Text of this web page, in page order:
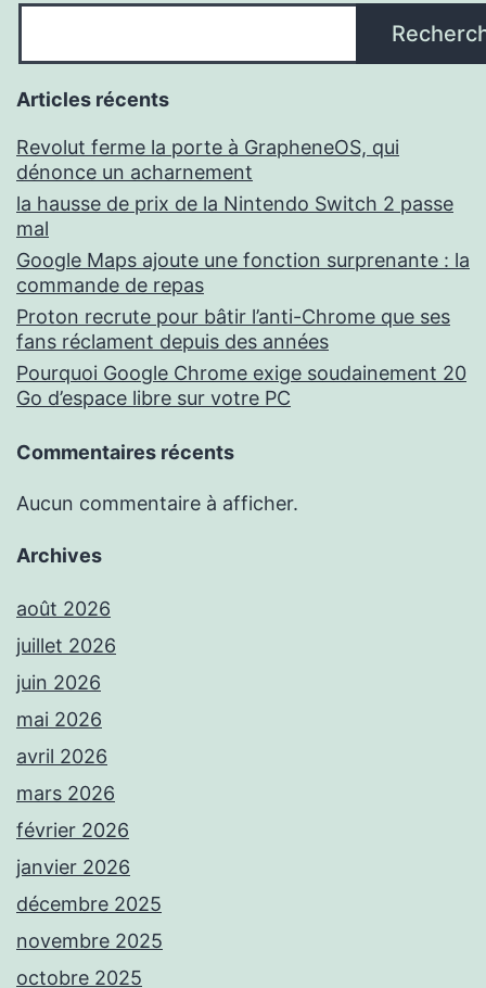
Articles récents
Revolut ferme la porte à GrapheneOS, qui
dénonce un acharnement
la hausse de prix de la Nintendo Switch 2 passe
mal
Google Maps ajoute une fonction surprenante : la
commande de repas
Proton recrute pour bâtir l’anti-Chrome que ses
fans réclament depuis des années
Pourquoi Google Chrome exige soudainement 20
Go d’espace libre sur votre PC
Commentaires récents
Aucun commentaire à afficher.
Archives
août 2026
juillet 2026
juin 2026
mai 2026
avril 2026
mars 2026
février 2026
janvier 2026
décembre 2025
novembre 2025
octobre 2025